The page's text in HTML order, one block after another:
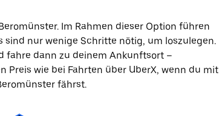
Im Rahmen dieser Option führen
sind nur wenige Schritte nötig, um loszulegen.
fahre dann zu deinem Ankunftsort –
Preis wie bei Fahrten über UberX, wenn du mit
fährst.